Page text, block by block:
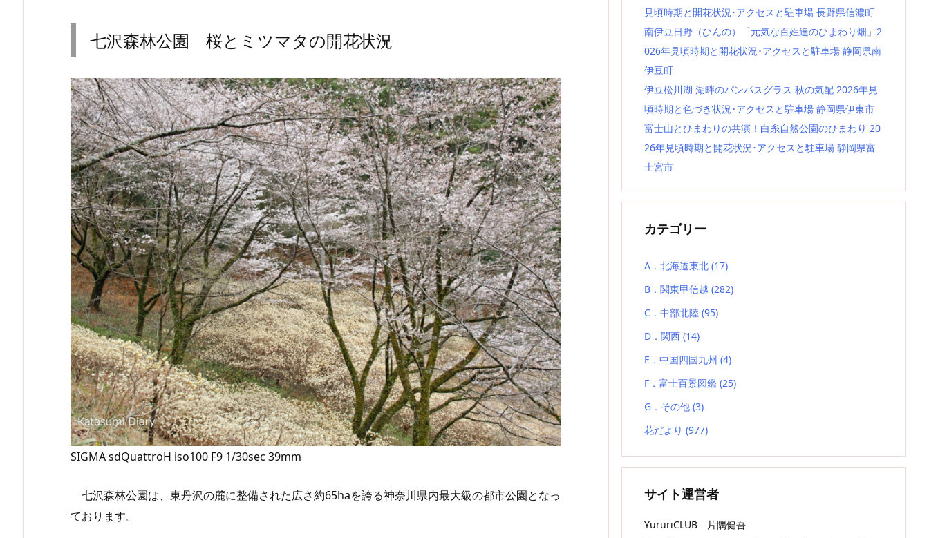
七沢森林公園 桜とミツマタの開花状況
SIGMA sdQuattroH iso100 F9 1/30sec 39mm
七沢森林公園は、東丹沢の麓に整備された広さ約65haを誇る神奈川県内最大級の都市公園となっ
ております。
見頃時期と開花状況･アクセスと駐車場 長野県信濃町
南伊豆日野（ひんの）「元気な百姓達のひまわり畑」2
026年見頃時期と開花状況･アクセスと駐車場 静岡県南
伊豆町
伊豆松川湖 湖畔のパンパスグラス 秋の気配 2026年見
頃時期と色づき状況･アクセスと駐車場 静岡県伊東市
富士山とひまわりの共演！白糸自然公園のひまわり 20
26年見頃時期と開花状況･アクセスと駐車場 静岡県富
士宮市
カテゴリー
A．北海道東北 (17)
B．関東甲信越 (282)
C．中部北陸 (95)
D．関西 (14)
E．中国四国九州 (4)
F．富士百景図鑑 (25)
G．その他 (3)
花だより (977)
サイト運営者
YururiCLUB 片隅健吾